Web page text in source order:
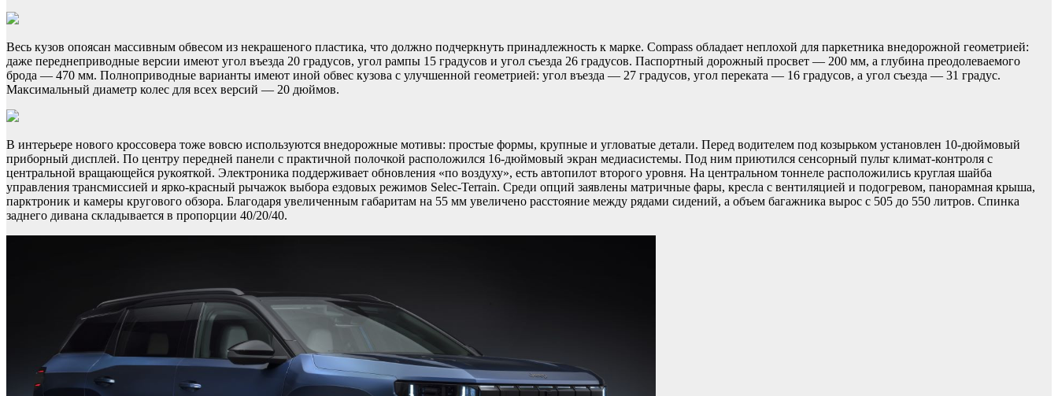
Весь кузов опоясан массивным обвесом из некрашеного пластика, что должно подчеркнуть принадлежность к марке. Compass обладает неплохой для паркетника внедорожной геометрией:
даже переднеприводные версии имеют угол въезда 20 градусов, угол рампы 15 градусов и угол съезда 26 градусов. Паспортный дорожный просвет — 200 мм, а глубина преодолеваемого
брода — 470 мм. Полноприводные варианты имеют иной обвес кузова с улучшенной геометрией: угол въезда — 27 градусов, угол переката — 16 градусов, а угол съезда — 31 градус.
Максимальный диаметр колес для всех версий — 20 дюймов.
В интерьере нового кроссовера тоже вовсю используются внедорожные мотивы: простые формы, крупные и угловатые детали. Перед водителем под козырьком установлен 10-дюймовый
приборный дисплей. По центру передней панели с практичной полочкой расположился 16-дюймовый экран медиасистемы. Под ним приютился сенсорный пульт климат-контроля с
центральной вращающейся рукояткой. Электроника поддерживает обновления «по воздуху», есть автопилот второго уровня. На центральном тоннеле расположились круглая шайба
управления трансмиссией и ярко-красный рычажок выбора ездовых режимов Selec-Terrain. Среди опций заявлены матричные фары, кресла с вентиляцией и подогревом, панорамная крыша,
парктроник и камеры кругового обзора. Благодаря увеличенным габаритам на 55 мм увеличено расстояние между рядами сидений, а объем багажника вырос с 505 до 550 литров. Спинка
заднего дивана складывается в пропорции 40/20/40.